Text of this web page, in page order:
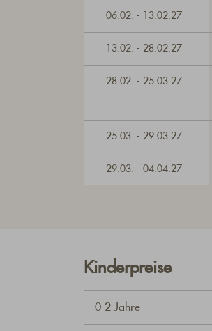
06.02. - 13.02.27
13.02. - 28.02.27
28.02. - 25.03.27
25.03. - 29.03.27
29.03. - 04.04.27
Kinderpreise
0-2 Jahre